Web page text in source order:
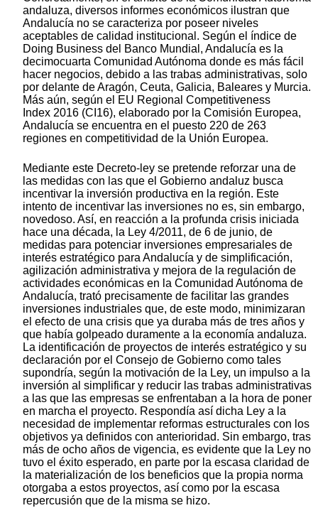
andaluza, diversos informes económicos ilustran que
Andalucía no se caracteriza por poseer niveles
aceptables de calidad institucional. Según el índice de
Doing Business del Banco Mundial, Andalucía es la
decimocuarta Comunidad Autónoma donde es más fácil
hacer negocios, debido a las trabas administrativas, solo
por delante de Aragón, Ceuta, Galicia, Baleares y Murcia.
Más aún, según el EU Regional Competitiveness
Index 2016 (CI16), elaborado por la Comisión Europea,
Andalucía se encuentra en el puesto 220 de 263
regiones en competitividad de la Unión Europea.
Mediante este Decreto-ley se pretende reforzar una de
las medidas con las que el Gobierno andaluz busca
incentivar la inversión productiva en la región. Este
intento de incentivar las inversiones no es, sin embargo,
novedoso. Así, en reacción a la profunda crisis iniciada
hace una década, la Ley 4/2011, de 6 de junio, de
medidas para potenciar inversiones empresariales de
interés estratégico para Andalucía y de simplificación,
agilización administrativa y mejora de la regulación de
actividades económicas en la Comunidad Autónoma de
Andalucía, trató precisamente de facilitar las grandes
inversiones industriales que, de este modo, minimizaran
el efecto de una crisis que ya duraba más de tres años y
que había golpeado duramente a la economía andaluza.
La identificación de proyectos de interés estratégico y su
declaración por el Consejo de Gobierno como tales
supondría, según la motivación de la Ley, un impulso a la
inversión al simplificar y reducir las trabas administrativas
a las que las empresas se enfrentaban a la hora de poner
en marcha el proyecto. Respondía así dicha Ley a la
necesidad de implementar reformas estructurales con los
objetivos ya definidos con anterioridad. Sin embargo, tras
más de ocho años de vigencia, es evidente que la Ley no
tuvo el éxito esperado, en parte por la escasa claridad de
la materialización de los beneficios que la propia norma
otorgaba a estos proyectos, así como por la escasa
repercusión que de la misma se hizo.